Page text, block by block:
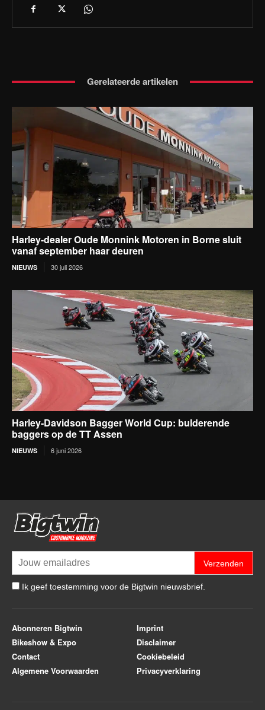
Gerelateerde artikelen
Harley-dealer Oude Monnink Motoren in Borne sluit
vanaf september haar deuren
NIEUWS 30 juli 2026
Harley-Davidson Bagger World Cup: bulderende
baggers op de TT Assen
NIEUWS 6 juni 2026
Verzenden
Ik geef toestemming voor de Bigtwin nieuwsbrief.
Abonneren Bigtwin
Bikeshow & Expo
Contact
Algemene Voorwaarden
Imprint
Disclaimer
Cookiebeleid
Privacyverklaring